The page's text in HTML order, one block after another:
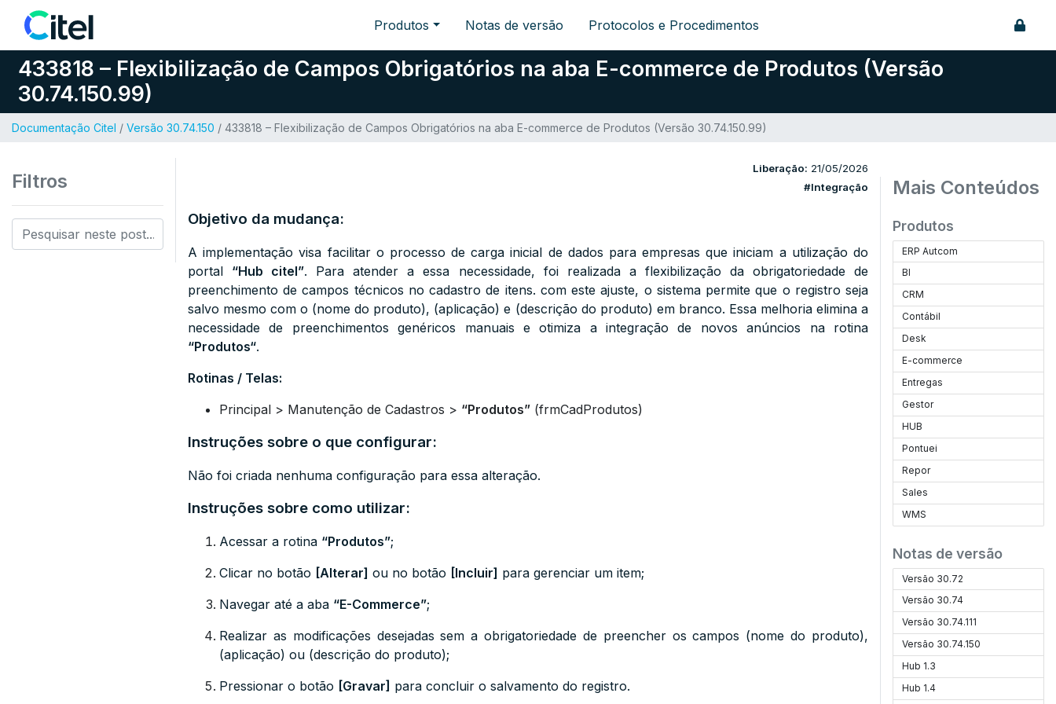
Pular para o conteúdo Produtos Notas de versão Protocolos e Procedimentos
433818 – Flexibilização de Campos Obrigatórios na aba E-commerce de Produtos (Versão
30.74.150.99)
Documentação Citel / Versão 30.74.150 / 433818 – Flexibilização de Campos Obrigatórios na aba E-commerce de Produtos (Versão 30.74.150.99)
Filtros
Liberação: 21/05/2026
#Integração
Objetivo da mudança:
A implementação visa facilitar o processo de carga inicial de dados para empresas que iniciam a utilização do
portal “Hub citel”. Para atender a essa necessidade, foi realizada a flexibilização da obrigatoriedade de
preenchimento de campos técnicos no cadastro de itens. com este ajuste, o sistema permite que o registro seja
salvo mesmo com o (nome do produto), (aplicação) e (descrição do produto) em branco. Essa melhoria elimina a
necessidade de preenchimentos genéricos manuais e otimiza a integração de novos anúncios na rotina
“Produtos“.
Rotinas / Telas:
Principal > Manutenção de Cadastros > “Produtos” (frmCadProdutos)
Instruções sobre o que configurar:
Não foi criada nenhuma configuração para essa alteração.
Instruções sobre como utilizar:
Acessar a rotina “Produtos”;
Clicar no botão [Alterar] ou no botão [Incluir] para gerenciar um item;
Navegar até a aba “E-Commerce”;
Realizar as modificações desejadas sem a obrigatoriedade de preencher os campos (nome do produto),
(aplicação) ou (descrição do produto);
Pressionar o botão [Gravar] para concluir o salvamento do registro.
Mais Conteúdos
Produtos
ERP Autcom
BI
CRM
Contábil
Desk
E-commerce
Entregas
Gestor
HUB
Pontuei
Repor
Sales
WMS
Notas de versão
Versão 30.72
Versão 30.74
Versão 30.74.111
Versão 30.74.150
Hub 1.3
Hub 1.4